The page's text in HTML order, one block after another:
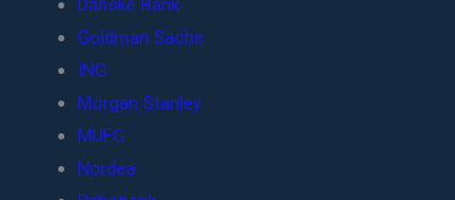
Goldman Sachs
ING
Morgan Stanley
MUFG
Nordea